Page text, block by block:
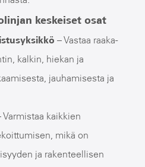
keskeiset osat
– Vastaa raaka-
kalkin, hiekan ja
jauhamisesta ja
Varmistaa kaikkien
mikä on
ja rakenteellisen